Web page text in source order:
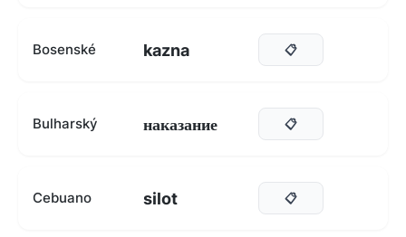
Bosenské kazna 📋
Bulharský наказание 📋
Cebuano silot 📋